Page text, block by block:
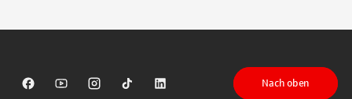
Sparkasse auf Facebook
Sparkasse auf Youtube
Sparkasse auf Instagram
Sparkasse auf TikTok
Sparkasse auf LinkedIn
Nach oben